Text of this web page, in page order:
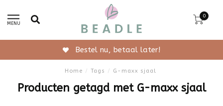
MENU
0
Bestel nu, betaal later!
Home / Tags / G-maxx sjaal
Producten getagd met G-maxx sjaal